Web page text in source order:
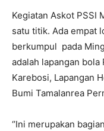
Kegiatan Askot PSSI
satu titik. Ada empat
berkumpul pada
adalah lapangan bola
Karebosi, Lapangan
Bumi Tamalanrea
‘’Ini merupakan